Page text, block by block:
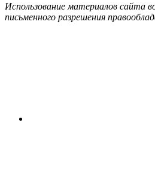
Использование материалов сайта
письменного разрешения